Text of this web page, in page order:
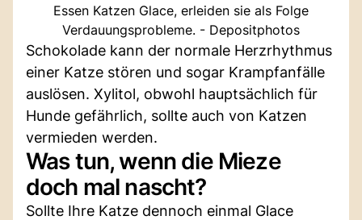
Essen Katzen Glace, erleiden sie als Folge
Verdauungsprobleme. - Depositphotos
Schokolade kann der normale Herzrhythmus
einer Katze stören und sogar Krampfanfälle
auslösen. Xylitol, obwohl hauptsächlich für
Hunde gefährlich, sollte auch von Katzen
vermieden werden.
Was tun, wenn die Mieze
doch mal nascht?
Sollte Ihre Katze dennoch einmal Glace